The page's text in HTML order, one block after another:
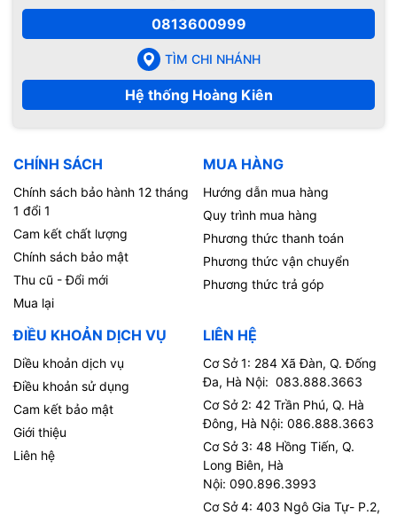
0813600999
TÌM CHI NHÁNH
Hệ thống Hoàng Kiên
CHÍNH SÁCH
Chính sách bảo hành 12 tháng
1 đổi 1
Cam kết chất lượng
Chính sách bảo mật
Thu cũ - Đổi mới
Mua lại
MUA HÀNG
Hướng dẫn mua hàng
Quy trình mua hàng
Phương thức thanh toán
Phương thức vận chuyển
Phương thức trả góp
ĐIỀU KHOẢN DỊCH VỤ
Diều khoản dịch vụ
Điều khoản sử dụng
Cam kết bảo mật
Giới thiệu
Liên hệ
LIÊN HỆ
Cơ Sở 1: 284 Xã Đàn, Q. Đống
Đa, Hà Nội: 083.888.3663
Cơ Sở 2: 42 Trần Phú, Q. Hà
Đông, Hà Nội: 086.888.3663
Cơ Sở 3: 48 Hồng Tiến, Q.
Long Biên, Hà
Nội: 090.896.3993
Cơ Sở 4: 403 Ngô Gia Tự- P.2,